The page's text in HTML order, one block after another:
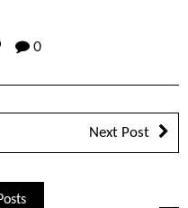
0
Next Post